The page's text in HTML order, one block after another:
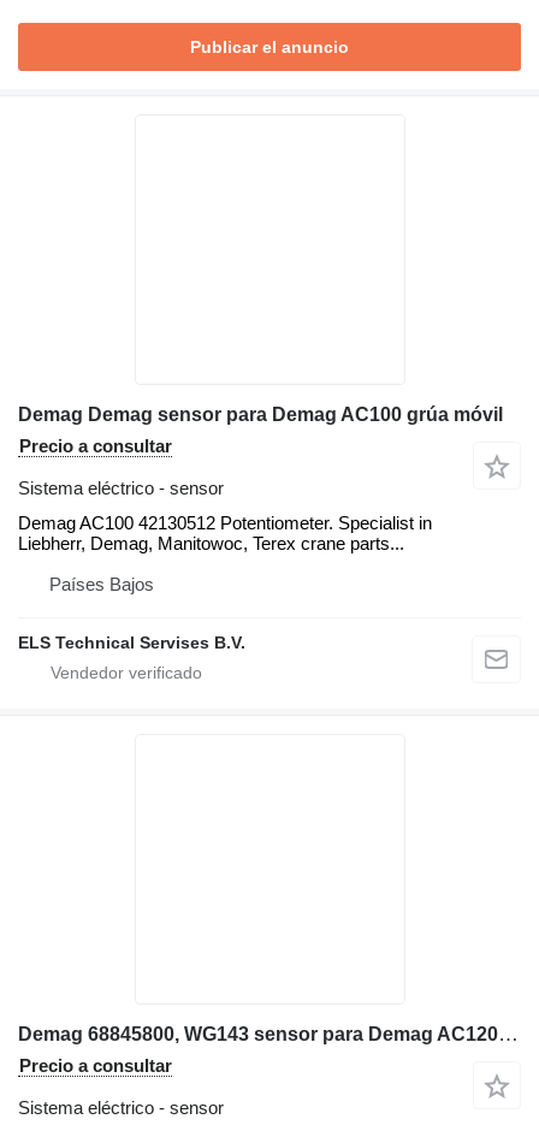
Publicar el anuncio
Demag Demag sensor para Demag AC100 grúa móvil
Precio a consultar
Sistema eléctrico - sensor
Demag AC100 42130512 Potentiometer. Specialist in
Liebherr, Demag, Manitowoc, Terex crane parts...
Países Bajos
ELS Technical Servises B.V.
Demag 68845800, WG143 sensor para Demag AC1200, AC615, AC80, Liebherr LTM1400, Tadano-Faun-ATF30-2, grúa móvil
Precio a consultar
Sistema eléctrico - sensor